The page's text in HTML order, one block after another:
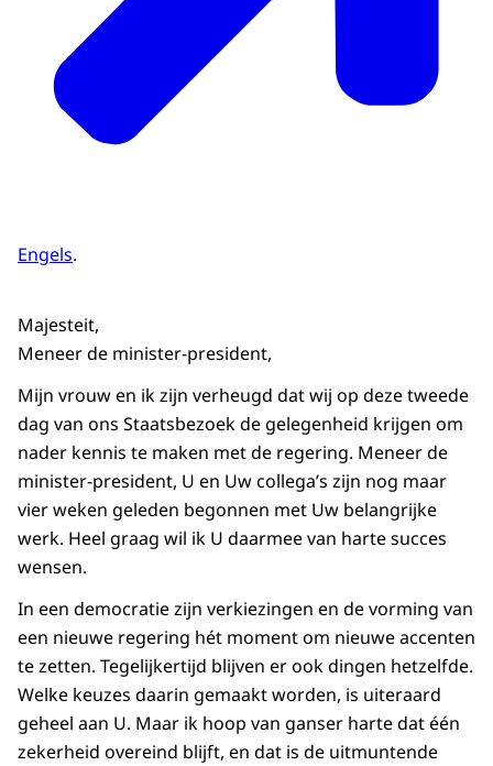
Engels.
Majesteit,
Meneer de minister-president,
Mijn vrouw en ik zijn verheugd dat wij op deze tweede
dag van ons Staatsbezoek de gelegenheid krijgen om
nader kennis te maken met de regering. Meneer de
minister-president, U en Uw collega’s zijn nog maar
vier weken geleden begonnen met Uw belangrijke
werk. Heel graag wil ik U daarmee van harte succes
wensen.
In een democratie zijn verkiezingen en de vorming van
een nieuwe regering hét moment om nieuwe accenten
te zetten. Tegelijkertijd blijven er ook dingen hetzelfde.
Welke keuzes daarin gemaakt worden, is uiteraard
geheel aan U. Maar ik hoop van ganser harte dat één
zekerheid overeind blijft, en dat is de uitmuntende